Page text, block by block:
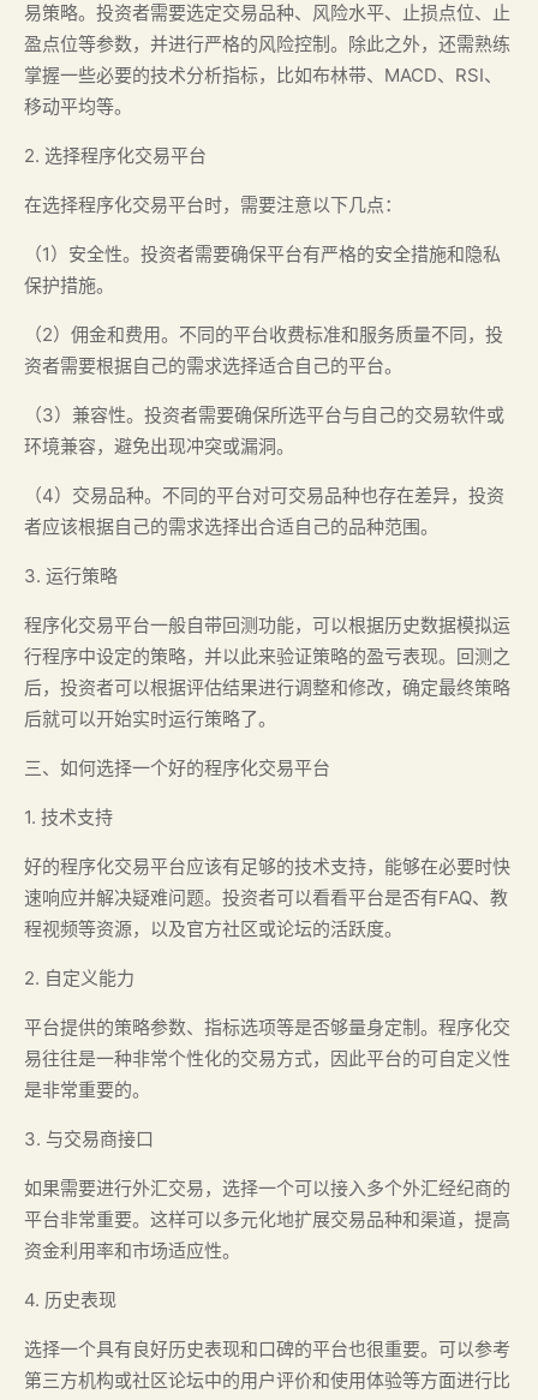
易策略。投资者需要选定交易品种、风险水平、止损点位、止
盈点位等参数，并进行严格的风险控制。除此之外，还需熟练
掌握一些必要的技术分析指标，比如布林带、MACD、RSI、
移动平均等。
2. 选择程序化交易平台
在选择程序化交易平台时，需要注意以下几点：
（1）安全性。投资者需要确保平台有严格的安全措施和隐私
保护措施。
（2）佣金和费用。不同的平台收费标准和服务质量不同，投
资者需要根据自己的需求选择适合自己的平台。
（3）兼容性。投资者需要确保所选平台与自己的交易软件或
环境兼容，避免出现冲突或漏洞。
（4）交易品种。不同的平台对可交易品种也存在差异，投资
者应该根据自己的需求选择出合适自己的品种范围。
3. 运行策略
程序化交易平台一般自带回测功能，可以根据历史数据模拟运
行程序中设定的策略，并以此来验证策略的盈亏表现。回测之
后，投资者可以根据评估结果进行调整和修改，确定最终策略
后就可以开始实时运行策略了。
三、如何选择一个好的程序化交易平台
1. 技术支持
好的程序化交易平台应该有足够的技术支持，能够在必要时快
速响应并解决疑难问题。投资者可以看看平台是否有FAQ、教
程视频等资源，以及官方社区或论坛的活跃度。
2. 自定义能力
平台提供的策略参数、指标选项等是否够量身定制。程序化交
易往往是一种非常个性化的交易方式，因此平台的可自定义性
是非常重要的。
3. 与交易商接口
如果需要进行外汇交易，选择一个可以接入多个外汇经纪商的
平台非常重要。这样可以多元化地扩展交易品种和渠道，提高
资金利用率和市场适应性。
4. 历史表现
选择一个具有良好历史表现和口碑的平台也很重要。可以参考
第三方机构或社区论坛中的用户评价和使用体验等方面进行比